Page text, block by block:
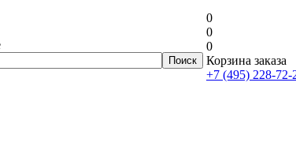
0
0
0
Корзина заказа
+7 (495) 228-72-